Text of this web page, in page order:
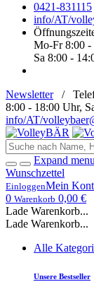
0421-831115
info/AT/
Mo-Fr 8:00 -
Sa 8:00 -
Newsletter/
8:00 - 18:00 Uhr,
info/AT/
Expand menu
Wunschzettel
EinloggenMein
0 Warenkorb 0,00 €
Lade Warenkorb...
Lade Warenkorb...
Alle
Unsere Bestseller